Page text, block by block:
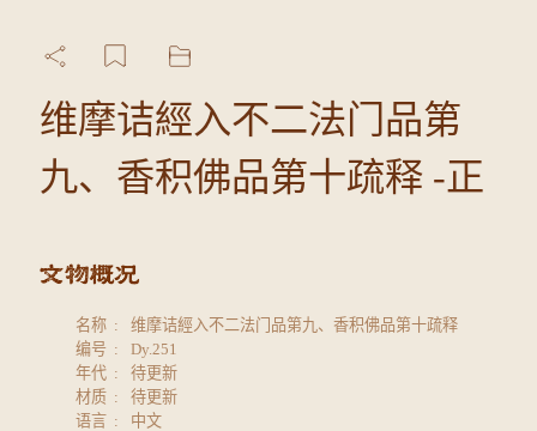
维摩诘經入不二法门品第
九、香积佛品第十疏释 -正
名称
维摩诘經入不二法门品第九、香积佛品第十疏释
编号
Dy.251
年代
待更新
材质
待更新
语言
中文